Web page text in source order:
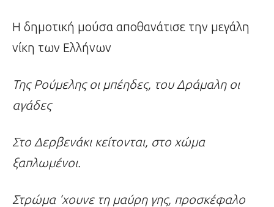
Η δημοτική μούσα αποθανάτισε την μεγάλη
νίκη των Ελλήνων
Της Ρούμελης οι μπέηδες, του Δράμαλη οι
αγάδες
Στο Δερβενάκι κείτονται, στο χώμα
ξαπλωμένοι.
Στρώμα ‘χουνε τη μαύρη γης, προσκέφαλο